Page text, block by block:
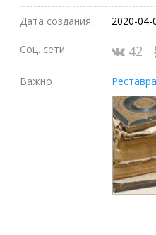
Дата создания: 2020-04-
Соц. сети: 42
Важно